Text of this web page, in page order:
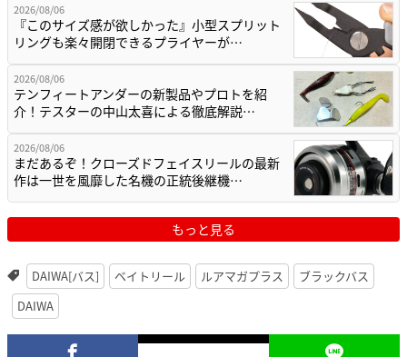
2026/08/06
『このサイズ感が欲しかった』小型スプリット
リングも楽々開閉できるプライヤーが…
2026/08/06
テンフィートアンダーの新製品やプロトを紹
介！テスターの中山太喜による徹底解説…
2026/08/06
まだあるぞ！クローズドフェイスリールの最新
作は一世を風靡した名機の正統後継機…
もっと見る
DAIWA[バス] ベイトリール ルアマガプラス
ブラックバス
DAIWA